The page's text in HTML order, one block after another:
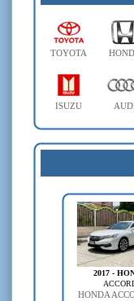
TOYOTA
ISUZU
2017 -
HONDA